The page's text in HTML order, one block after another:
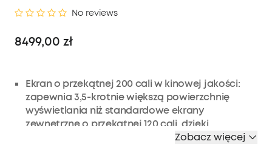
No reviews
8499,00 zł
Ekran o przekątnej 200 cali w kinowej jakości:
zapewnia 3,5-krotnie większą powierzchnię
wyświetlania niż standardowe ekrany
zewnętrzne o przekątnej 120 cali, dzięki
materiałowi poliestrowemu o współczynniku
Zobacz więcej